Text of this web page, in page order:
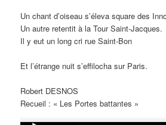
Un chant d’oiseau s’éleva square des
Un autre retentit à la Tour Saint-Jacques.
Il y eut un long cri rue Saint-Bon
Et l’étrange nuit s’effilocha sur Paris.
Robert DESNOS
Recueil : « Les Portes battantes »